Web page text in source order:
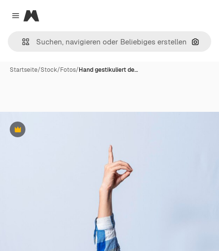
Close menu
Magnific
Nach
Startseite/Stock/Fotos/Hand gestikuliert de…
Premium